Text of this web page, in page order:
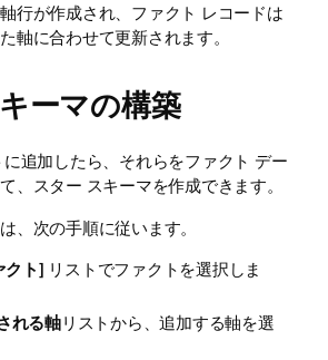
行が作成され、ファクト レコードは
軸に合わせて更新されます。
ーマの構築
追加したら、それらをファクト デー
、スター スキーマを作成できます。
、次の手順に従います。
クト] リストでファクトを選択しま
れる軸リストから、追加する軸を選